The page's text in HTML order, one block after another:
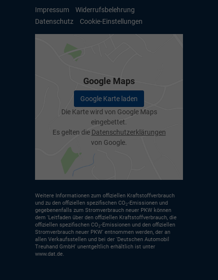
Impressum
Widerrufsbelehrung
Datenschutz
Cookie-Einstellungen
Google Maps
Google Karte laden
Die Karte wird von Google Maps
eingebettet.
Es gelten die Datenschutzerklärungen
von Google.
Weitere Informationen zum offiziellen Kraftstoffverbrauch
und zu den offiziellen spezifischen CO2-Emissionen und
gegebenenfalls zum Stromverbrauch neuer PKW können
dem 'Leitfaden über den offiziellen Kraftstoffverbrauch, die
offiziellen spezifischen CO2-Emissionen und den offiziellen
Stromverbrauch neuer PKW' entnommen werden, der an
allen Verkaufsstellen und bei der 'Deutschen Automobil
Treuhand GmbH' unentgeltlich erhältlich ist unter
www.dat.de.